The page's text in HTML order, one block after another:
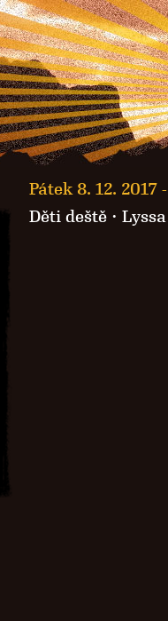
Pátek 8. 12. 2017 -
Děti deště · Lyssa